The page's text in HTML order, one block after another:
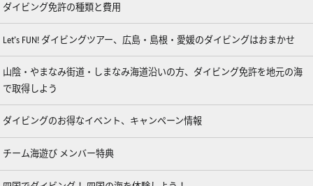
ダイビング免許の種類と費用
Let’s FUN! ダイビングツアー、広島・島根・愛媛のダイビングはおまかせ
山陰・やまなみ街道・しまなみ海道沿いの方、ダイビング免許を地元の海
で取得しよう
ダイビングのお得なイベント、キャンペーン情報
チーム海遊び メンバー特典